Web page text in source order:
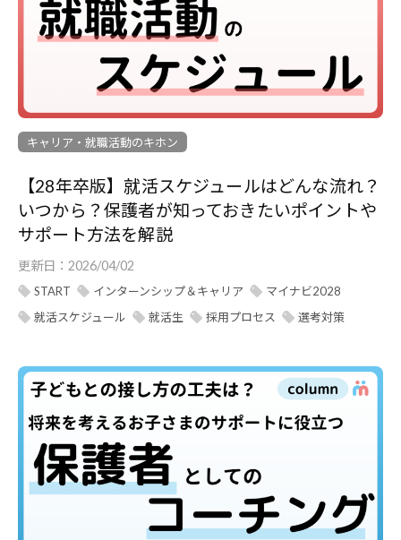
キャリア・就職活動のキホン
【28年卒版】就活スケジュールはどんな流れ？
いつから？保護者が知っておきたいポイントや
サポート方法を解説
更新日： 2026/04/02
START インターンシップ＆キャリア
マイナビ2028
就活スケジュール
就活生 採用プロセス 選考対策